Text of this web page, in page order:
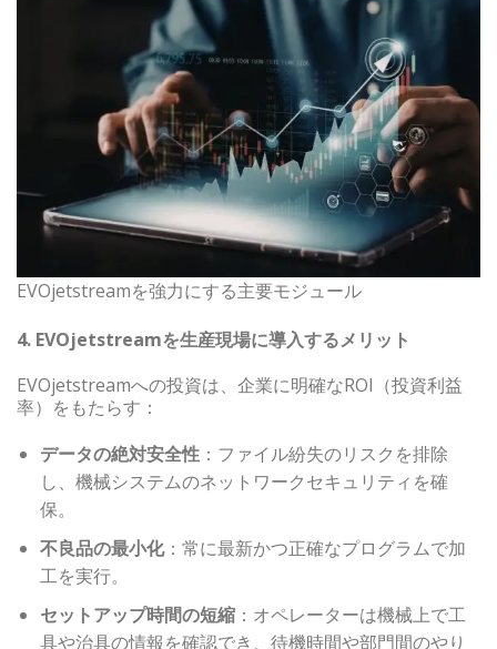
EVOjetstreamを強力にする主要モジュール
4. EVOjetstreamを生産現場に導入するメリット
EVOjetstreamへの投資は、企業に明確なROI（投資利益
率）をもたらす：
データの絶対安全性：ファイル紛失のリスクを排除
し、機械システムのネットワークセキュリティを確
保。
不良品の最小化：常に最新かつ正確なプログラムで加
工を実行。
セットアップ時間の短縮：オペレーターは機械上で工
具や治具の情報を確認でき、待機時間や部門間のやり